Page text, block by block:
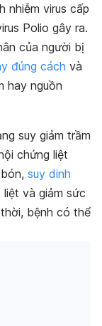
nhiễm virus cấp
Polio gây ra.
của người bị
đúng cách và
hay nguồn
suy giảm trầm
chứng liệt
suy dinh
và giảm sức
bệnh có thể